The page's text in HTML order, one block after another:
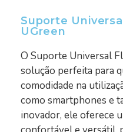
Suporte
UGreen
O Suporte Universal
solução perfeita para
comodidade na
como smartphones e
inovador, ele oferece